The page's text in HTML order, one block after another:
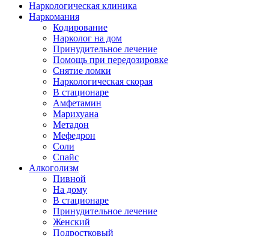
Наркологическая клиника
Наркомания
Кодирование
Нарколог на дом
Принудительное лечение
Помощь при передозировке
Снятие ломки
Наркологическая скорая
В стационаре
Амфетамин
Марихуана
Метадон
Мефедрон
Соли
Спайс
Алкоголизм
Пивной
На дому
В стационаре
Принудительное лечение
Женский
Подростковый